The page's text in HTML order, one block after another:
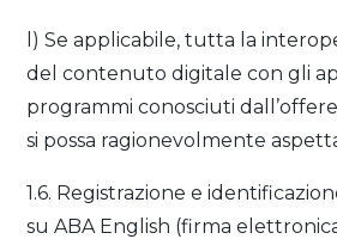
l) Se applicabile, tutta la
del contenuto digitale con gli
programmi conosciuti
si possa ragionevolmente
1.6. Registrazione e
su ABA English (firma